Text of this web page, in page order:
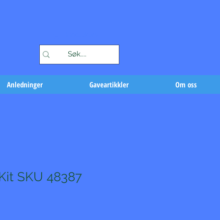
Anledninger Gaveartikkler Om oss
SKU 48387